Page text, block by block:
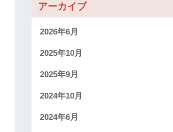
アーカイブ
2026年6月
2025年10月
2025年9月
2024年10月
2024年6月